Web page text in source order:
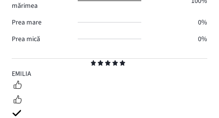
5
EMILIA
mărimea
Prea mare
0%
Prea mică
0%